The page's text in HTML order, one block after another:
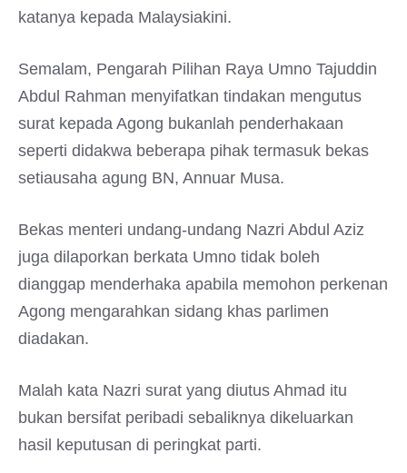
katanya kepada Malaysiakini.
Semalam, Pengarah Pilihan Raya Umno Tajuddin
Abdul Rahman menyifatkan tindakan mengutus
surat kepada Agong bukanlah penderhakaan
seperti didakwa beberapa pihak termasuk bekas
setiausaha agung BN, Annuar Musa.
Bekas menteri undang-undang Nazri Abdul Aziz
juga dilaporkan berkata Umno tidak boleh
dianggap menderhaka apabila memohon perkenan
Agong mengarahkan sidang khas parlimen
diadakan.
Malah kata Nazri surat yang diutus Ahmad itu
bukan bersifat peribadi sebaliknya dikeluarkan
hasil keputusan di peringkat parti.